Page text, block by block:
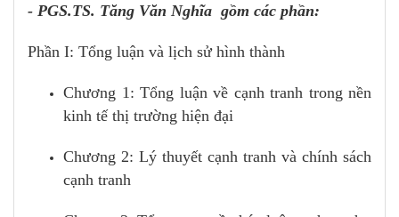
- PGS.TS. Tăng Văn Nghĩa gồm các phần:
Phần I: Tổng luận và lịch sử hình thành
Chương 1: Tổng luận về cạnh tranh trong nền
kinh tế thị trường hiện đại
Chương 2: Lý thuyết cạnh tranh và chính sách
cạnh tranh